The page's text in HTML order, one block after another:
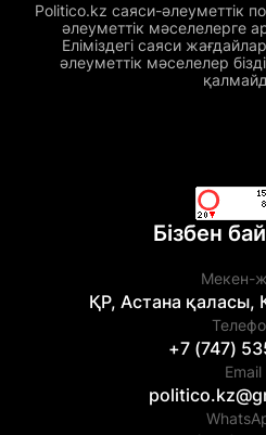
Politico.kz саяси-әлеуметтік
әлеуметтік мәселелерге
Еліміздегі саяси
әлеуметтік мәселелер
Бізбен
Мекен-
ҚР, Астана қаласы,
+7 (747)
Email